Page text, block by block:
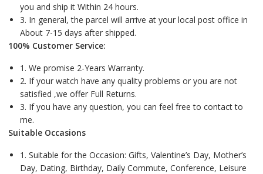
you and ship it Within 24 hours.
3. In general, the parcel will arrive at your local post office in
About 7-15 days after shipped.
100% Customer Service:
1. We promise 2-Years Warranty.
2. If your watch have any quality problems or you are not
satisfied ,we offer Full Returns.
3. If you have any question, you can feel free to contact to
me.
Suitable Occasions
1. Suitable for the Occasion: Gifts, Valentine’s Day, Mother’s
Day, Dating, Birthday, Daily Commute, Conference, Leisure